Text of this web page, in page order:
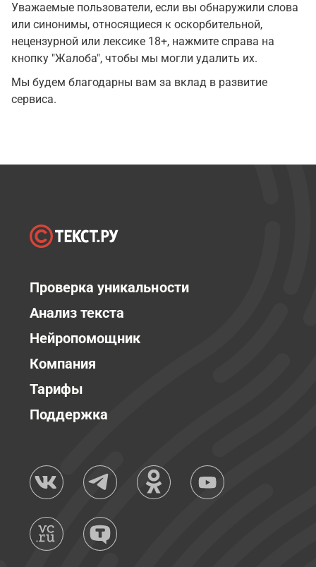
Уважаемые пользователи, если вы обнаружили слова
или синонимы, относящиеся к оскорбительной,
нецензурной или лексике 18+, нажмите справа на
кнопку "Жалоба", чтобы мы могли удалить их.
Мы будем благодарны вам за вклад в развитие
сервиса.
Проверка уникальности
Анализ текста
Нейропомощник
Компания
Тарифы
Поддержка